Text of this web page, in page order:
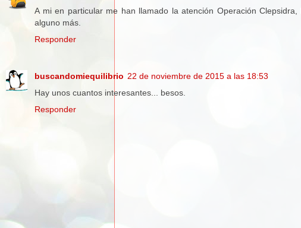
A mi en particular me han llamado la atención Operación
alguno más.
Responder
buscandomiequilibrio 22 de noviembre de 2015 a las 18:53
Hay unos cuantos interesantes... besos.
Responder